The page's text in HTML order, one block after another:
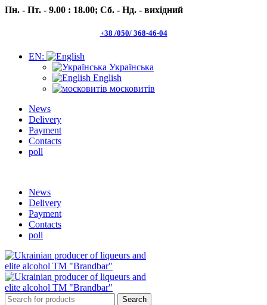
Пн. - Пт. - 9.00 : 18.00; Сб. - Нд. - вихідний
+38 /050/ 368-46-04
EN:
Українська
English
московитів
News
Delivery
Payment
Contacts
poll
News
Delivery
Payment
Contacts
poll
Search